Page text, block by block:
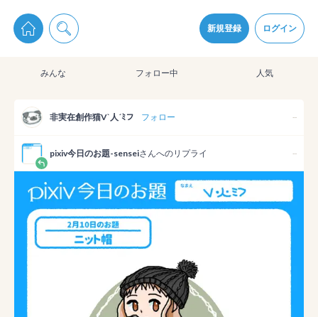
新規登録 ログイン
pixiv Sketchは2024年5月28日付で プライパシーポリシーを改定しました。
通知を受け取るにはここをクリックします
pixiv Sketchアプリでさらに快適に！
みんな フォロー中 人気
非実在創作猫V`人´ﾐフ フォロー --
pixiv今日のお題-senseiさんへのリプライ --